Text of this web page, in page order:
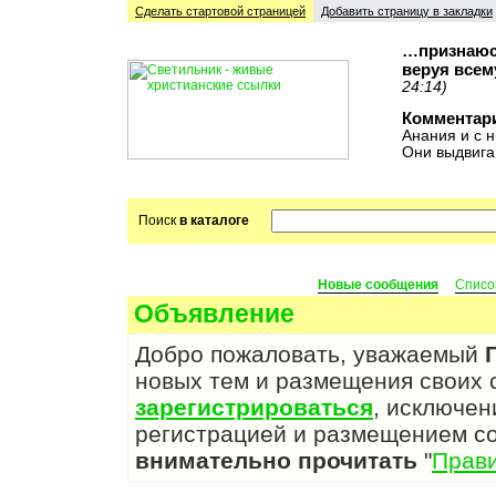
Сделать стартовой cтраницей Добавить страницу в закладки
веруя
24:14)
Анания и с
Они
Поиск в каталоге
Новые сообщения
Объявление
Добро пожаловать, уважаемый
новых тем и размещения
зарегистрироваться,
регистрацией и размещением
внимательно прочитать "